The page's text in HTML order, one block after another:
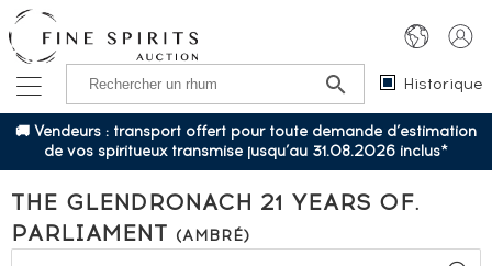
Historique
🚚 Vendeurs : transport offert pour toute demande d’estimation
de vos spiritueux transmise jusqu’au 31.08.2026 inclus*
THE GLENDRONACH 21 YEARS OF.
PARLIAMENT (AMBRÉ)